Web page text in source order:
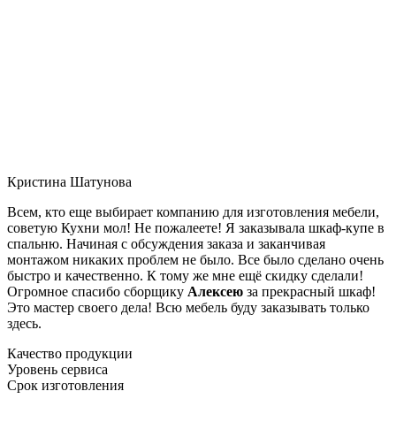
Кристина Шатунова
Всем, кто еще выбирает компанию для изготовления мебели,
советую Кухни мол! Не пожалеете! Я заказывала шкаф-купе в
спальню. Начиная с обсуждения заказа и заканчивая
монтажом никаких проблем не было. Все было сделано очень
быстро и качественно. К тому же мне ещё скидку сделали!
Огромное спасибо сборщику Алексею за прекрасный шкаф!
Это мастер своего дела! Всю мебель буду заказывать только
здесь.
Качество продукции
Уровень сервиса
Срок изготовления